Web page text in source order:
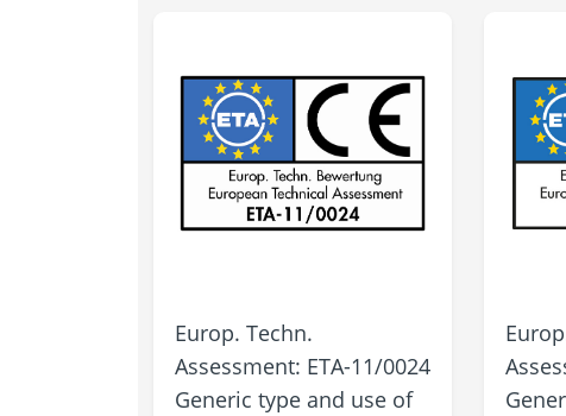
Europ. Techn.
Assessment: ETA-11/0024
Generic type and use of